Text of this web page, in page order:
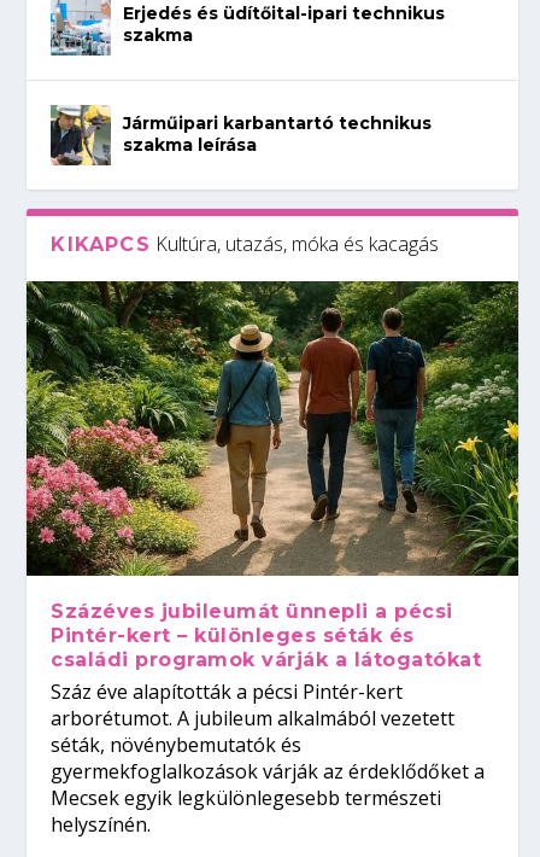
Erjedés és üdítőital-ipari technikus
szakma
Járműipari karbantartó technikus
szakma leírása
KIKAPCS Kultúra, utazás, móka és kacagás
Százéves jubileumát ünnepli a pécsi
Pintér-kert – különleges séták és
családi programok várják a látogatókat
Száz éve alapították a pécsi Pintér-kert
arborétumot. A jubileum alkalmából vezetett
séták, növénybemutatók és
gyermekfoglalkozások várják az érdeklődőket a
Mecsek egyik legkülönlegesebb természeti
helyszínén.